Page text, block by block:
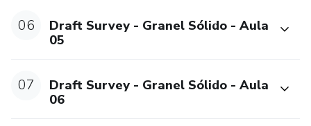
06
Draft Survey - Granel Sólido - Aula
05
07
Draft Survey - Granel Sólido - Aula
06